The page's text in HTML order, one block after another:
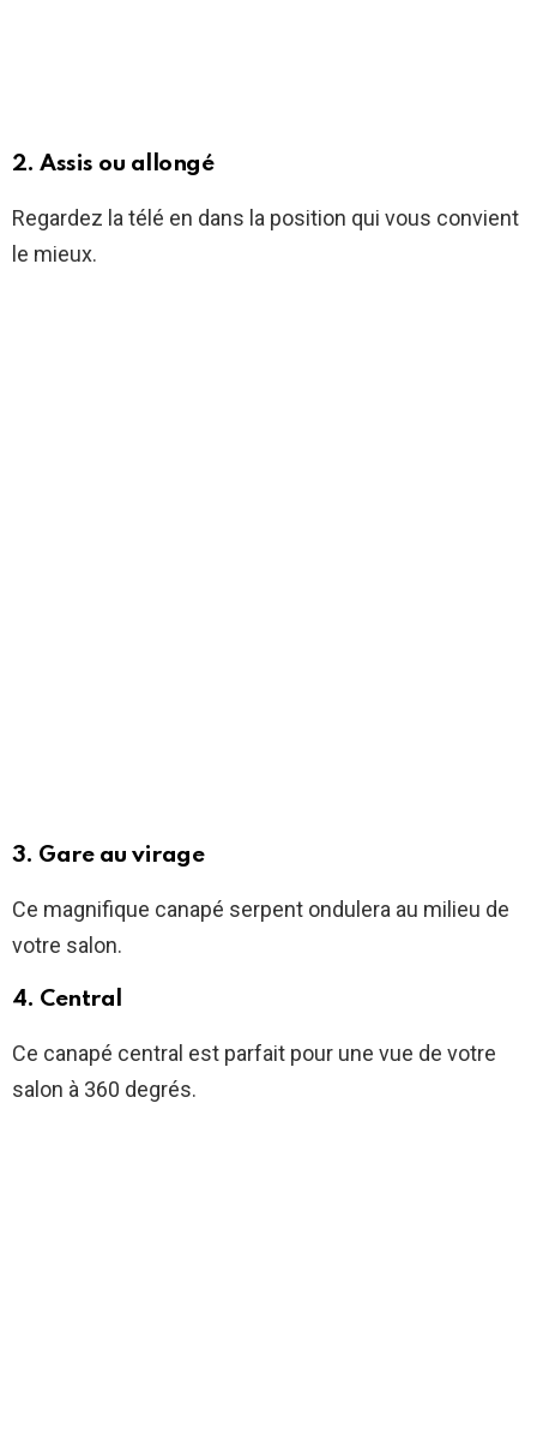
2. Assis ou allongé
Regardez la télé en dans la position qui vous convient
le mieux.
3. Gare au virage
Ce magnifique canapé serpent ondulera au milieu de
votre salon.
4. Central
Ce canapé central est parfait pour une vue de votre
salon à 360 degrés.